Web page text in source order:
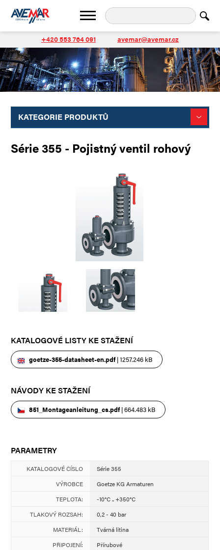
+420 553 764 091 avemar@avemar.cz
KATEGORIE PRODUKTŮ
Série 355 - Pojistný ventil rohový
KATALOGOVÉ LISTY KE STAŽENÍ
goetze-355-datasheet-en.pdf| 1257.246 kB
NÁVODY KE STAŽENÍ
851_Montageanleitung_cs.pdf| 664.483 kB
PARAMETRY
KATALOGOVÉ ČÍSLO
Série 355
VÝROBCE
Goetze KG Armaturen
TEPLOTA:
-10°C .. +350°C
TLAKOVÝ ROZSAH:
0,2 - 40 bar
MATERIÁL:
Tvárná litina
PŘIPOJENÍ:
Přírubové